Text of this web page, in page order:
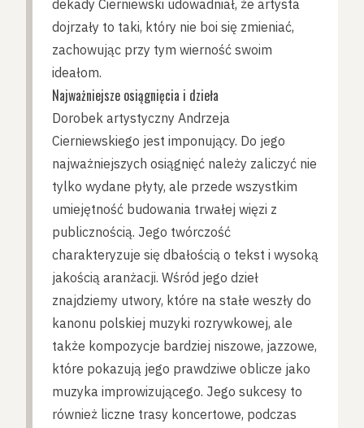
dekady Cierniewski udowadniał, że artysta
dojrzały to taki, który nie boi się zmieniać,
zachowując przy tym wierność swoim
ideałom.
Najważniejsze osiągnięcia i dzieła
Dorobek artystyczny Andrzeja
Cierniewskiego jest imponujący. Do jego
najważniejszych osiągnięć należy zaliczyć nie
tylko wydane płyty, ale przede wszystkim
umiejętność budowania trwałej więzi z
publicznością. Jego twórczość
charakteryzuje się dbałością o tekst i wysoką
jakością aranżacji. Wśród jego dzieł
znajdziemy utwory, które na stałe weszły do
kanonu polskiej muzyki rozrywkowej, ale
także kompozycje bardziej niszowe, jazzowe,
które pokazują jego prawdziwe oblicze jako
muzyka improwizującego. Jego sukcesy to
również liczne trasy koncertowe, podczas